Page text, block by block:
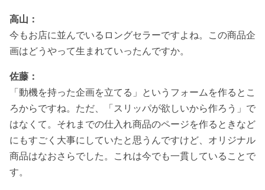
高山：
今もお店に並んでいるロングセラーですよね。この商品企
画はどうやって生まれていったんですか。
佐藤：
「動機を持った企画を立てる」というフォームを作るとこ
ろからですね。ただ、「スリッパが欲しいから作ろう」で
はなくて。それまでの仕入れ商品のページを作るときなど
にもすごく大事にしていたと思うんですけど、オリジナル
商品はなおさらでした。これは今でも一貫していることで
す。